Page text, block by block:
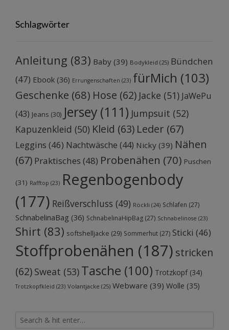
Schlagwörter
Anleitung (83) Baby (39) Bodykleid (25) Bündchen
(47) Ebook (36) Errungenschaften (23) fürMich (103)
Geschenke (68) Hose (62) Jacke (51) JaWePu
(43) Jeans (30) Jersey (111) Jumpsuit (52)
Kapuzenkleid (50) Kleid (63) Leder (67)
Leggins (46) Nachtwäsche (44) Nicky (39) Nähen
(67) Praktisches (48) Probenähen (70) Puschen
(31) Rafftop (23) Regenbogenbody
(177) Reißverschluss (49) Röckli (24) Schlafen (27)
SchnabelinaBag (36) SchnabelinaHipBag (27) Schnabelinose (23)
Shirt (83) softshelljacke (29) Sommerhut (27) Sticki (46)
Stoffprobenähen (187) stricken
(62) Sweat (53) Tasche (100) Trotzkopf(34)
Trotzkopfkleid (23) Volantjacke (25) Webware (39) Wolle (35)